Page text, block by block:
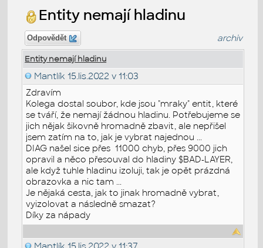
Entity nemají hladinu
Odpovědět archiv
Entity nemají hladinu
Mantlík 15.lis.2022 v 11:03
Zdravím
Kolega dostal soubor, kde jsou "mraky" entit, které
se tváří, že nemají žádnou hladinu. Potřebujeme se
jich nějak šikovně hromadně zbavit, ale nepřišel
jsem zatím na to, jak je vybrat najednou ...
DIAG našel sice přes 11000 chyb, přes 9000 jich
opravil a něco přesouval do hladiny $BAD-LAYER,
ale když tuhle hladinu izoluji, tak je opět prázdná
obrazovka a nic tam ...
Je nějaká cesta, jak to jinak hromadně vybrat,
vyizolovat a následně smazat?
Díky za nápady